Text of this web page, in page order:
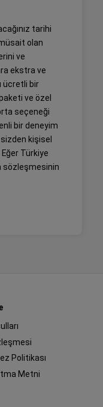
tarihi
olan
ve
ekstra ve
ücretli bir
ve özel
seçeneği
bir deneyim
kişisel
Türkiye
sözleşmesinin
Politikası
Metni